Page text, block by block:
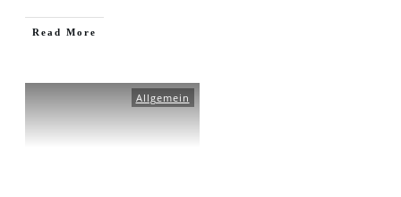
​Read More
Allgemein